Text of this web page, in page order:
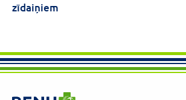
zīdaiņiem